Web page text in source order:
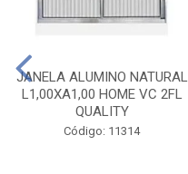
JANELA ALUMINO NATURAL
L1,00XA1,00 HOME VC 2FL
QUALITY
Código: 11314